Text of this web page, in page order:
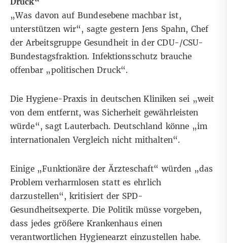
„Was davon auf Bundesebene machbar ist,
unterstützen wir“, sagte gestern Jens Spahn, Chef
der Arbeitsgruppe Gesundheit in der CDU-/CSU-
Bundestagsfraktion. Infektionsschutz brauche
offenbar „politischen Druck“.
Die Hygiene-Praxis in deutschen Kliniken sei „weit
von dem entfernt, was Sicherheit gewährleisten
würde“, sagt Lauterbach. Deutschland könne „im
internationalen Vergleich nicht mithalten“.
Einige „Funktionäre der Ärzteschaft“ würden „das
Problem verharmlosen statt es ehrlich
darzustellen“, kritisiert der SPD-
Gesundheitsexperte. Die Politik müsse vorgeben,
dass jedes größere Krankenhaus einen
verantwortlichen Hygienearzt einzustellen habe.